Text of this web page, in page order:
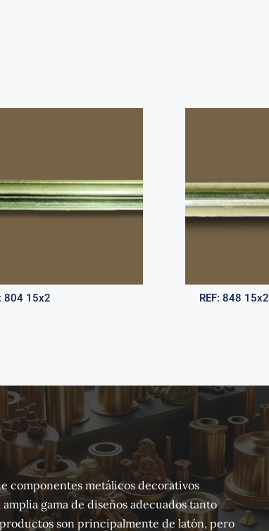
804 15x2 REF: 848 15x2
componentes metálicos decorativos
gama de diseños adecuados tanto
son principalmente de latón, pero